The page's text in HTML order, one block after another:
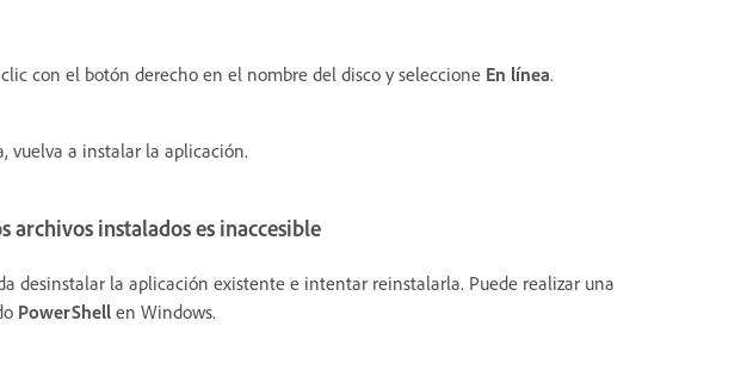
con el botón derecho en el nombre del disco y seleccione En línea.
vuelva a instalar la aplicación.
archivos instalados es inaccesible
desinstalar la aplicación existente e intentar reinstalarla. Puede realizar una
PowerShell en Windows.